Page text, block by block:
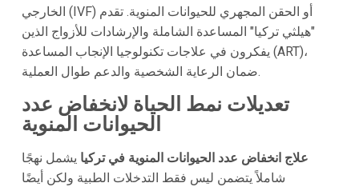
الخارجي (IVF) أو الحقن المجهري للحيوانات المنوية. تقدم
"هيلثي تركيا" المساعدة الشاملة والإرشادات للأزواج الذين
يفكرون في علاجات تكنولوجيا الإنجاب المساعدة (ART)،
ضمان الرعاية الشخصية والدعم طوال العملية.
تعديلات نمط الحياة لانخفاض عدد
الحيوانات المنوية
علاج انخفاض عدد الحيوانات المنوية في تركيا يشمل نهجًا
شاملاً يتضمن ليس فقط التدخلات الطبية ولكن أيضًا